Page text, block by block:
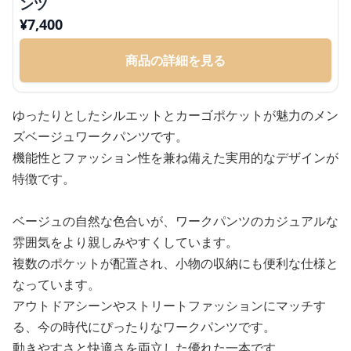
¥7,400
商品の詳細を見る
ゆったりとしたシルエットとカーゴポケットが魅力のメン
ズベージュワークパンツです。
機能性とファッション性を兼ね備えた実用的なデザインが
特徴です。
ベージュの自然な色合いが、ワークパンツのカジュアルな
雰囲気をより親しみやすくしています。
複数のポケットが配置され、小物の収納にも便利な仕様と
なっています。
アウトドアシーンやストリートファッションにマッチす
る、今の時代にぴったりなワークパンツです。